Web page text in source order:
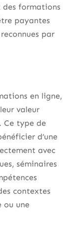
formations
payantes
par
en ligne,
valeur
Ce type de
d’une
avec
séminaires
contextes
ou une